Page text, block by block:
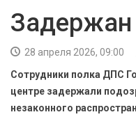
Задержан
28 апреля 2026, 09:00
Сотрудники полка ДПС
центре задержали
незаконного